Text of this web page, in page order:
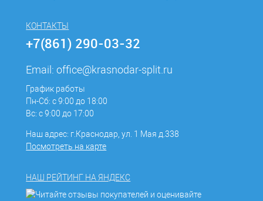
КОНТАКТЫ
+7(861) 290-03-32
Email:office@krasnodar-split.ru
График работы
Пн-Сб: с 9:00 до 18:00
Вс: с 9:00 до 17:00
Наш адрес: г.Краснодар, ул. 1 Мая д.338
Посмотреть на карте
НАШ РЕЙТИНГ НА ЯНДЕКС